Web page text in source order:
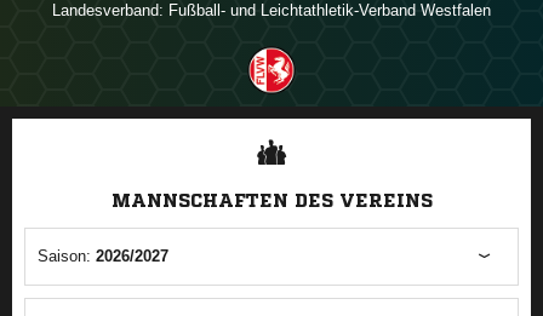
Landesverband: Fußball- und Leichtathletik-Verband Westfalen
ANZEIGE
MANNSCHAFTEN DES VEREINS
Saison: 2026/2027